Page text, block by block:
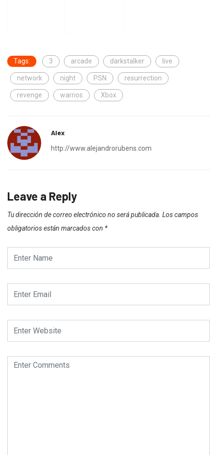
Tags: 3 arcade darkstalker live
network night PSN resurrection
revenge warrios Xbox
Alex
http://www.alejandrorubens.com
Leave a Reply
Tu dirección de correo electrónico no será publicada. Los campos
obligatorios están marcados con *